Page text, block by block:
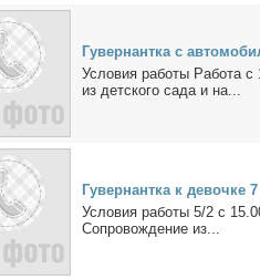
Гу­вер­нант­ка с
Усло­вия ра­бо­ты Ра­бо­та с
из дет­ско­го са­да и на...
Гу­вер­нант­ка к де­воч­ке
Усло­вия ра­бо­ты 5/2 с
Со­про­вож­де­ние из...